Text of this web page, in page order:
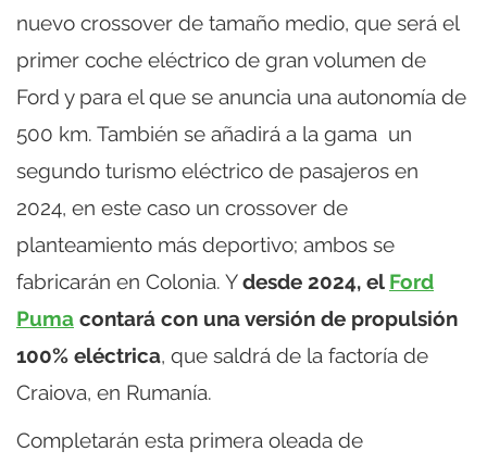
nuevo crossover de tamaño medio, que será el
primer coche eléctrico de gran volumen de
Ford y para el que se anuncia una autonomía de
500 km. También se añadirá a la gama un
segundo turismo eléctrico de pasajeros en
2024, en este caso un crossover de
planteamiento más deportivo; ambos se
fabricarán en Colonia. Ydesde 2024, el Ford
Puma contará con una versión de propulsión
100% eléctrica, que saldrá de la factoría de
Craiova, en Rumanía.
Completarán esta primera oleada de